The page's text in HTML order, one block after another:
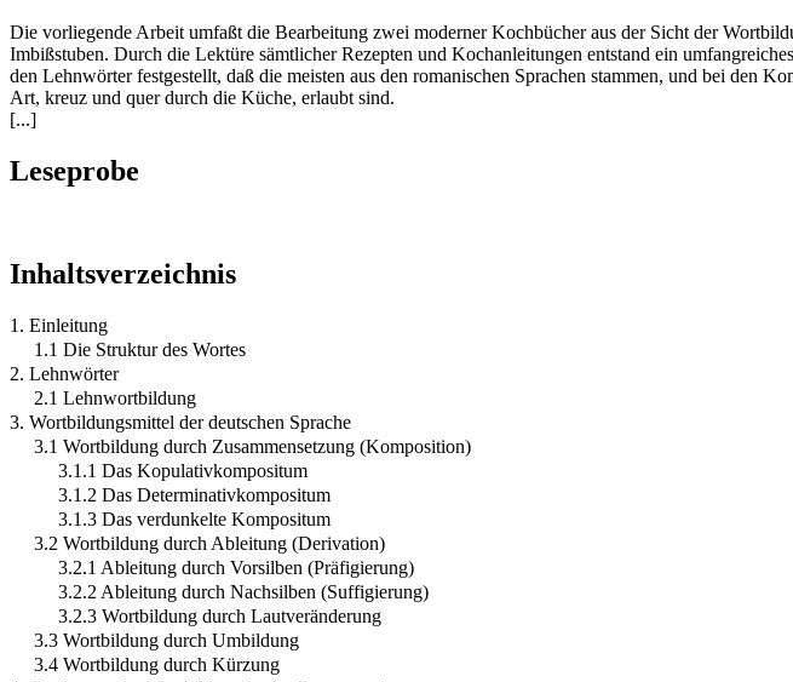
Die vorliegende Arbeit umfaßt die Bearbeitung zwei moderner Kochbücher aus der Sicht der
Imbißstuben. Durch die Lektüre sämtlicher Rezepten und Kochanleitungen entstand ein
den Lehnwörter festgestellt, daß die meisten aus den romanischen Sprachen stammen, und bei den
Art, kreuz und quer durch die Küche, erlaubt sind.
[...]
Leseprobe
Inhaltsverzeichnis
1. Einleitung
1.1 Die Struktur des Wortes
2. Lehnwörter
2.1 Lehnwortbildung
3. Wortbildungsmittel der deutschen Sprache
3.1 Wortbildung durch Zusammensetzung (Komposition)
3.1.1 Das Kopulativkompositum
3.1.2 Das Determinativkompositum
3.1.3 Das verdunkelte Kompositum
3.2 Wortbildung durch Ableitung (Derivation)
3.2.1 Ableitung durch Vorsilben (Präfigierung)
3.2.2 Ableitung durch Nachsilben (Suffigierung)
3.2.3 Wortbildung durch Lautveränderung
3.3 Wortbildung durch Umbildung
3.4 Wortbildung durch Kürzung